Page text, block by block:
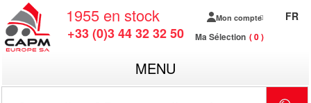
1955 en stock
+33 (0)3 44 32 32 50
Mon compte
Ma Sélection 0
FR
MENU